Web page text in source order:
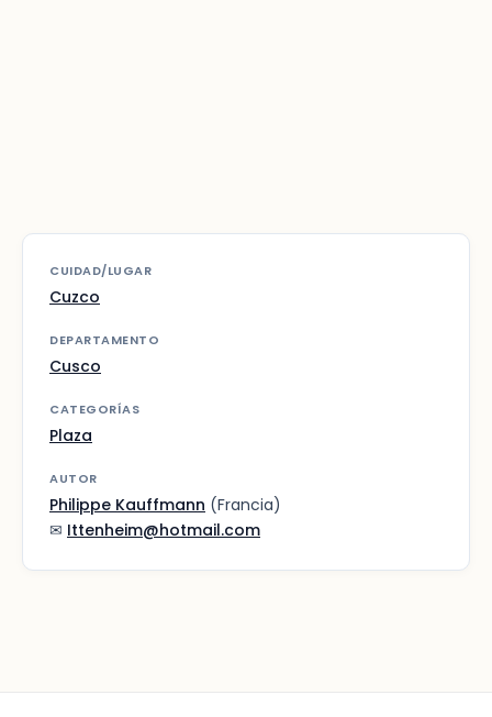
CUIDAD/LUGAR
Cuzco
DEPARTAMENTO
Cusco
CATEGORÍAS
Plaza
AUTOR
Philippe Kauffmann (Francia)
✉ Ittenheim@hotmail.com